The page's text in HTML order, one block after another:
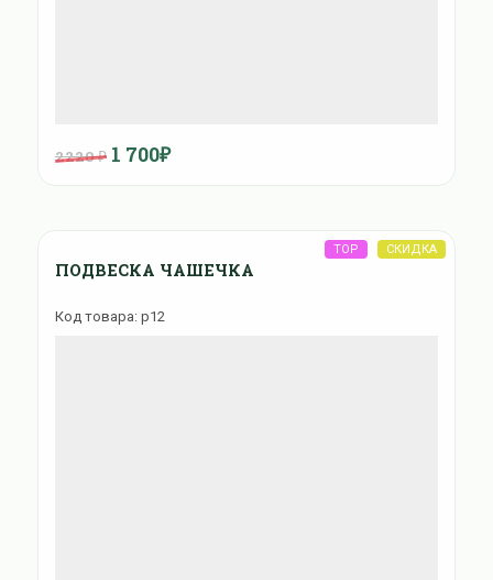
2220 ₽ 1 700₽
ПОДВЕСКА ЧАШЕЧКА
Код товара: p12